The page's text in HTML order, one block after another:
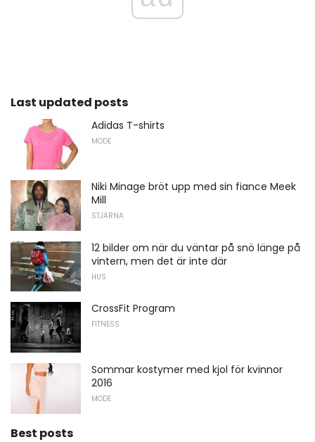
Last updated posts
Adidas T-shirts
MODE
Niki Minage bröt upp med sin fiance Meek
Mill
STJÄRNA
12 bilder om när du väntar på snö länge på
vintern, men det är inte där
HUS
CrossFit Program
FITNESS
Sommar kostymer med kjol för kvinnor
2016
MODE
Best posts